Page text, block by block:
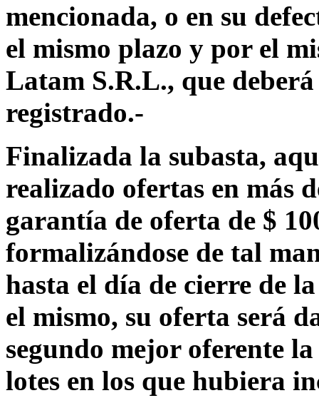
mencionada, o en su
el mismo plazo y por el
Latam S.R.L., que
registrado.-
Finalizada la subasta,
realizado ofertas en más
garantía de oferta de $
formalizándose de tal
hasta el día de cierre de
el mismo, su oferta será
segundo mejor oferente
lotes en los que hubiera